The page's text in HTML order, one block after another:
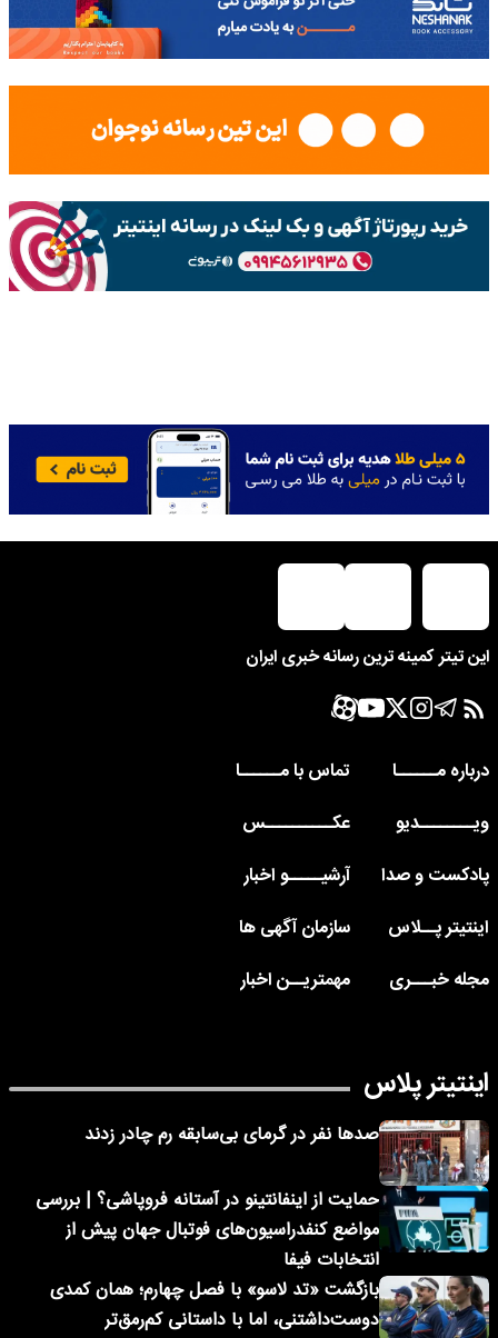
این تیتر کمینه ترین رسانه خبری ایران
درباره مــــــا
تماس با مــــــا
ویــــــــدیو
عکــــــــــس
پادکست و صدا
آرشیـــــو اخبار
اینتیتر پــلاس
سازمان آگهی ها
مجله خبـــری
مهمتریــن اخبار
اینتیتر پلاس
صدها نفر در گرمای بی‌سابقه رم چادر زدند
حمایت از اینفانتینو در آستانه فروپاشی؟ | بررسی
مواضع کنفدراسیون‌های فوتبال جهان پیش از
انتخابات فیفا
بازگشت «تد لاسو» با فصل چهارم؛ همان کمدی
دوست‌داشتنی، اما با داستانی کم‌رمق‌تر